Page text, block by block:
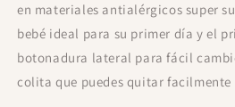
en materiales antialérgicos super
bebé ideal para su primer día y el
botonadura lateral para fácil
colita que puedes quitar facilmente